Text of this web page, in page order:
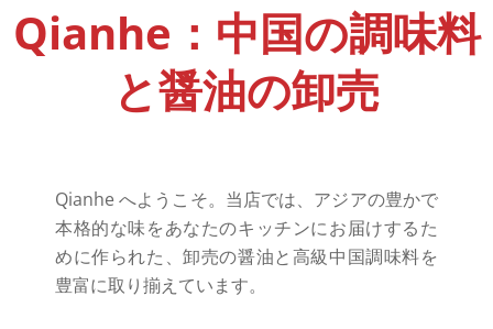
Qianhe：中国の調味料
と醤油の卸売
Qianhe へようこそ。当店では、アジアの豊かで
本格的な味をあなたのキッチンにお届けするた
めに作られた、卸売の醤油と高級中国調味料を
豊富に取り揃えています。